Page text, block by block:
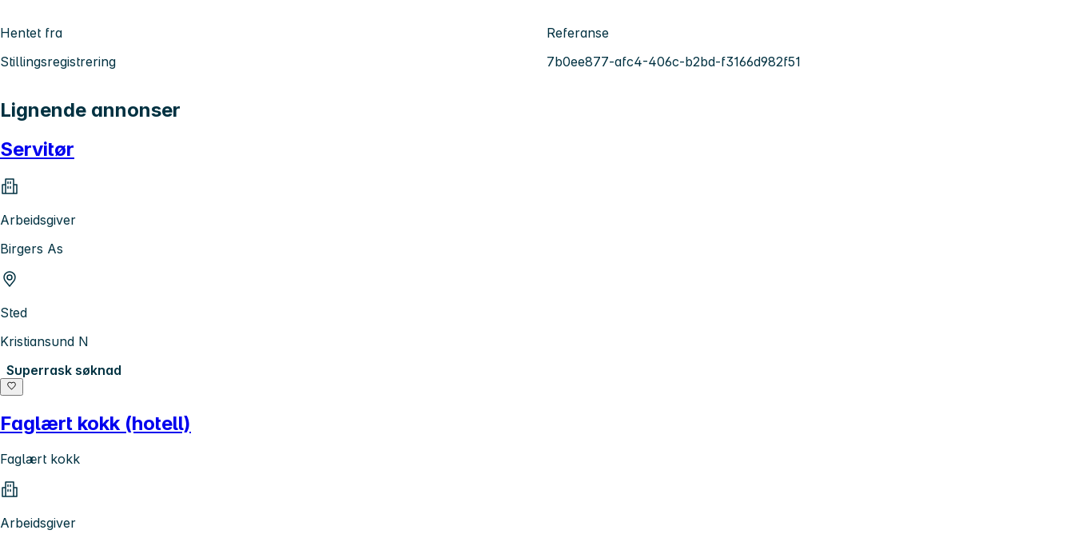
Hentet fra
Stillingsregistrering
Referanse
7b0ee877-afc4-406c-b2bd-f3166d982f51
Lignende annonser
Servitør
Arbeidsgiver
Birgers As
Sted
Kristiansund N
Superrask søknad
Faglært kokk (hotell)
Faglært kokk
Arbeidsgiver